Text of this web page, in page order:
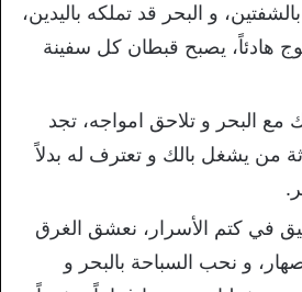
و البحر قد تملكه باليدين،
هادئاً، يصبح قبطان كل سفينة
البحر و تلاحق امواجه، تجد
من يشغل بالك و تعترف له بدلاً
في كتم الأسرار، نعشق الغرق
و نحب السباحة بالبحر و